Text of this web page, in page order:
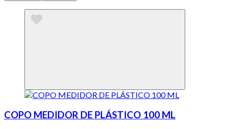
COPO MEDIDOR DE PLÁSTICO 100 ML